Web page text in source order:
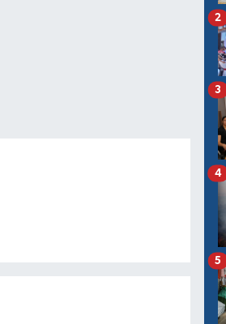
2
3
4
5